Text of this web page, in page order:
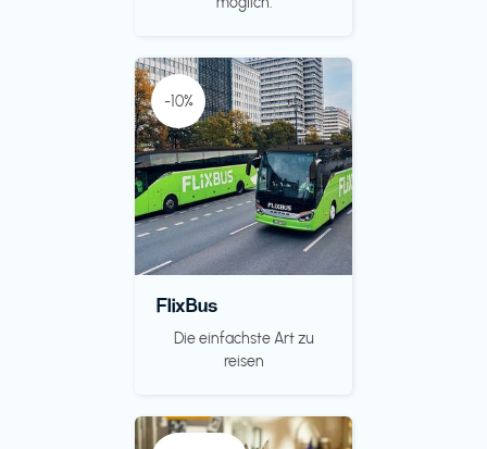
-10%
FlixBus
Die einfachste Art zu
reisen